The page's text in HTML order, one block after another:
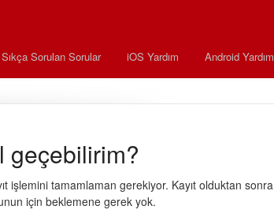
Sıkça Sorulan Sorular iOS Yardım Android Yardım
geçebilirim?
işlemini tamamlaman gerekiyor. Kayıt olduktan sonra
için beklemene gerek yok.